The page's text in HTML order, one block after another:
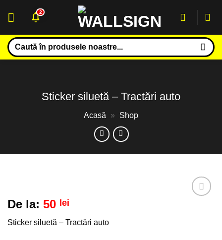
2
Caută
după:
Sticker siluetă – Tractări auto
Acasă » Shop
De la: 50 lei
Sticker siluetă – Tractări auto